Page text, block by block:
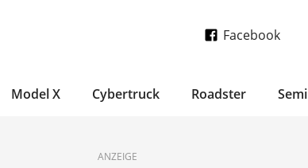
Facebook
Model X Cybertruck Roadster Semi
ANZEIGE